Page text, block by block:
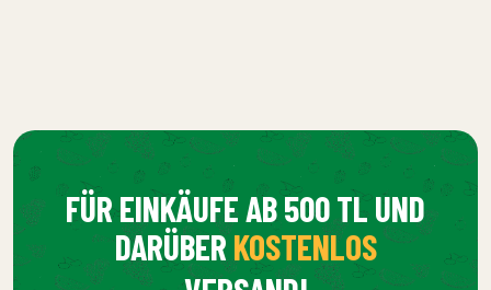
FÜR EINKÄUFE AB 500 TL UND
DARÜBERKOSTENLOS